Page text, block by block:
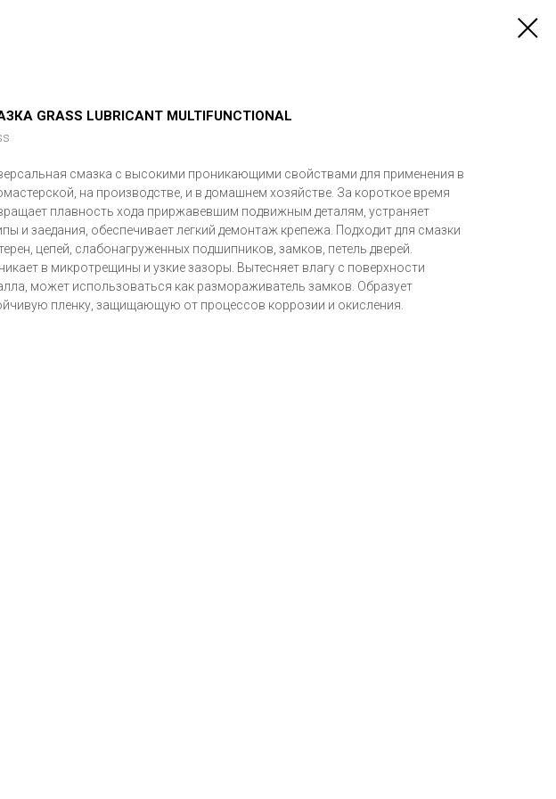
GRASS LUBRICANT MULTIFUNCTIONAL
смазка с высокими проникающими свойствами для применения в
на производстве, и в домашнем хозяйстве. За короткое время
плавность хода приржавевшим подвижным деталям, устраняет
и заедания, обеспечивает легкий демонтаж крепежа. Подходит для смазки
цепей, слабонагруженных подшипников, замков, петель дверей.
в микротрещины и узкие зазоры. Вытесняет влагу с поверхности
может использоваться как размораживатель замков. Образует
пленку, защищающую от процессов коррозии и окисления.